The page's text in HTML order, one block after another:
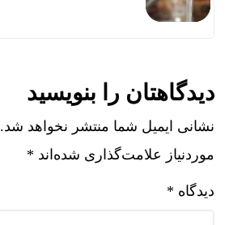
دیدگاهتان را بنویسید
نشانی ایمیل شما منتشر نخواهد شد.
موردنیاز علامت‌گذاری شده‌اند *
دیدگاه *